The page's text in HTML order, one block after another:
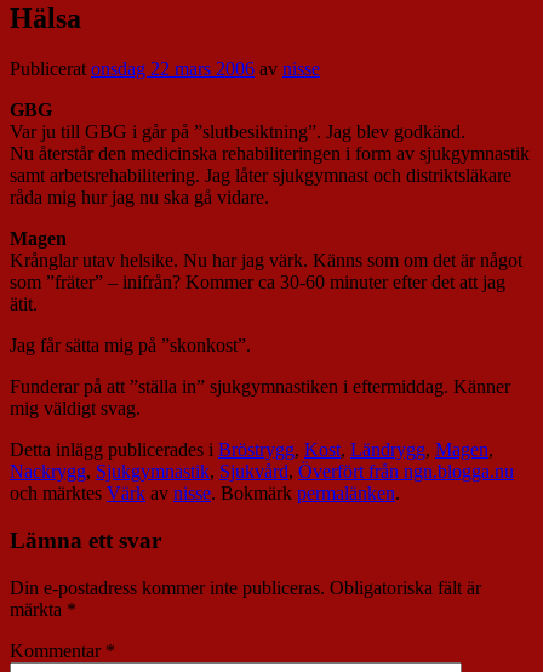
Hälsa
Publiceratonsdag 22 mars 2006 av nisse
GBG
Var ju till GBG i går på ”slutbesiktning”. Jag blev godkänd.
Nu återstår den medicinska rehabiliteringen i form av sjukgymnastik
samt arbetsrehabilitering. Jag låter sjukgymnast och distriktsläkare
råda mig hur jag nu ska gå vidare.
Magen
Krånglar utav helsike. Nu har jag värk. Känns som om det är något
som ”fräter” – inifrån? Kommer ca 30-60 minuter efter det att jag
ätit.
Jag får sätta mig på ”skonkost”.
Funderar på att ”ställa in” sjukgymnastiken i eftermiddag. Känner
mig väldigt svag.
Detta inlägg publicerades i Bröstrygg, Kost, Ländrygg, Magen,
Nackrygg, Sjukgymnastik, Sjukvård, Överfört från ngn.blogga.nu
och märktes Värk av nisse. Bokmärk permalänken.
Lämna ett svar
Din e-postadress kommer inte publiceras. Obligatoriska fält är
märkta *
Kommentar *